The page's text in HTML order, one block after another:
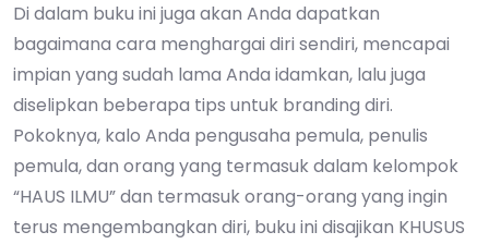
Di dalam buku ini juga akan Anda dapatkan
bagaimana cara menghargai diri sendiri, mencapai
impian yang sudah lama Anda idamkan, lalu juga
diselipkan beberapa tips untuk branding diri.
Pokoknya, kalo Anda pengusaha pemula, penulis
pemula, dan orang yang termasuk dalam kelompok
“HAUS ILMU” dan termasuk orang-orang yang ingin
terus mengembangkan diri, buku ini disajikan KHUSUS